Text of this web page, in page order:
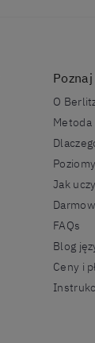
O
Jak
FAQs
Blog
Ceny i